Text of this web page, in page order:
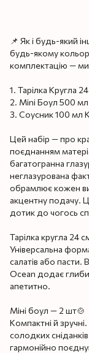
📌 Як і будь-який
будь-якому
комплектацію —
1. Тарілка Кругла
2. Mini Боул 500
3. Соусник 100 мл
Цей набір — про
поєднанням
багатогранна
неглазурована
обрамлює кожен
акцентну подачу.
дотик до чогось
Тарілка кругла 24
Універсальна
салатів або пасти.
Ocean додає
апетитно.
Міні боул — 2 шт🍲
Компактні й
солодких
гармонійно